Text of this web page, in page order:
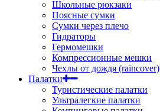
Школьные рюкзаки
Поясные сумки
Сумки через плечо
Гидраторы
Гермомешки
Компрессионные мешки
Чехлы от дождя (raincover)
Палатки
Туристические палатки
Ультралегкие палатки